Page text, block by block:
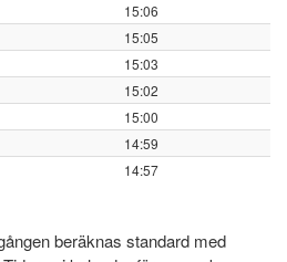
15:06
15:05
15:03
15:02
15:00
14:59
14:57
beräknas standard med